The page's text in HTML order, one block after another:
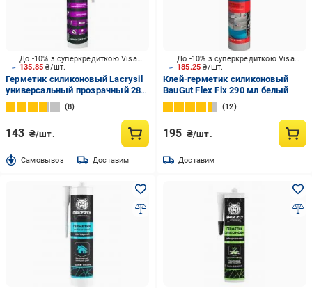
135.85₴/шт.
До -10% з суперкредиткою Visa Вигода
Герметик силиконовый Lacrysil
универсальный прозрачный 280
мл
8
143 ₴/шт.
Cамовывоз Доставим
185.25₴/шт.
До -10% з суперкредиткою Visa Вигода
Клей-герметик силиконовый
BauGut Flex Fix 290 мл белый
12
195 ₴/шт.
Доставим